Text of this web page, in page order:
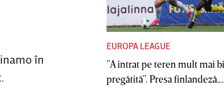
în
EUROPA LEAGUE
”A intrat pe teren mult mai
pregătită”. Presa